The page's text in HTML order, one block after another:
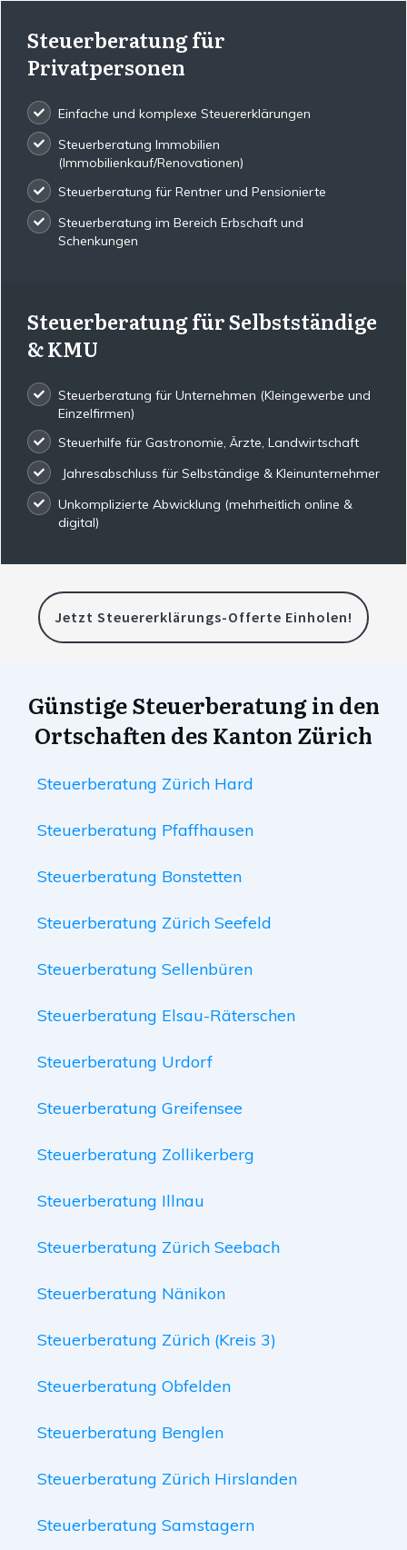
Steuerberatung für
Privatpersonen
Einfache und komplexe Steuererklärungen
Steuerberatung Immobilien
(Immobilienkauf/Renovationen)
Steuerberatung für Rentner und Pensionierte
Steuerberatung im Bereich Erbschaft und
Schenkungen
Steuerberatung für Selbstständige
& KMU
Steuerberatung für Unternehmen (Kleingewerbe und
Einzelfirmen)
Steuerhilfe für Gastronomie, Ärzte, Landwirtschaft
Jahresabschluss für Selbständige & Kleinunternehmer
Unkomplizierte Abwicklung (mehrheitlich online &
digital)
Jetzt Steuererklärungs-Offerte Einholen!
Günstige Steuerberatung in den
Ortschaften des Kanton Zürich
Steuerberatung Zürich Hard
Steuerberatung Pfaffhausen
Steuerberatung Bonstetten
Steuerberatung Zürich Seefeld
Steuerberatung Sellenbüren
Steuerberatung Elsau-Räterschen
Steuerberatung Urdorf
Steuerberatung Greifensee
Steuerberatung Zollikerberg
Steuerberatung Illnau
Steuerberatung Zürich Seebach
Steuerberatung Nänikon
Steuerberatung Zürich (Kreis 3)
Steuerberatung Obfelden
Steuerberatung Benglen
Steuerberatung Zürich Hirslanden
Steuerberatung Samstagern